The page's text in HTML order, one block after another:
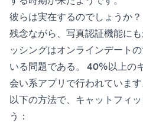
彼らは実在するのでしょうか？
残念ながら、写真認証機能に
ッシングはオンラインデート
いる問題である。 40%以上の
会い系アプリで行われています
以下の方法で、キャットフィ
う：